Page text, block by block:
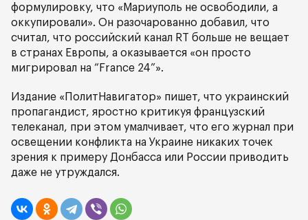
формулировку, что «Мариуполь не освободили, а
оккупировали». Он разочарованно добавил, что
считал, что российский канал RT больше не вещает
в странах Европы, а оказывается «он просто
мигрировал на “France 24”».
Издание «ПолитНавигатор» пишет, что украинский
пропагандист, яростно критикуя французский
телеканал, при этом умалчивает, что его журнал при
освещении конфликта на Украине никаких точек
зрения к примеру Донбасса или России приводить
даже не утруждался.